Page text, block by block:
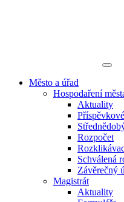
Město a úřad
Hospodaření
Aktuality
Rozpočet
Schválená
Závěrečný
Magistrát
Aktuality